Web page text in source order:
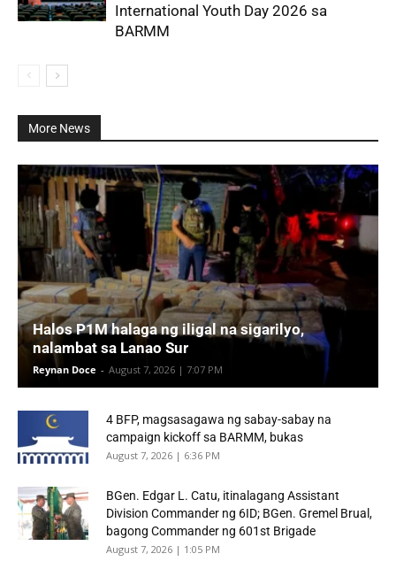
International Youth Day 2026 sa
BARMM
More News
Halos P1M halaga ng iligal na sigarilyo,
nalambat sa Lanao Sur
Reynan Doce - August 7, 2026 | 7:07 PM
4 BFP, magsasagawa ng sabay-sabay na
campaign kickoff sa BARMM, bukas
August 7, 2026 | 6:36 PM
BGen. Edgar L. Catu, itinalagang Assistant
Division Commander ng 6ID; BGen. Gremel Brual,
bagong Commander ng 601st Brigade
August 7, 2026 | 1:05 PM